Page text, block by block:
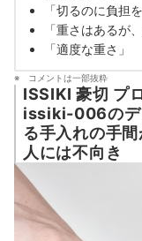
「切るのに負担
「重さはあるが
「適度な重さ」
コメントは一部抜粋
ISSIKI 豪切 プ
issiki-006のデ
る手入れの手
人には不向き